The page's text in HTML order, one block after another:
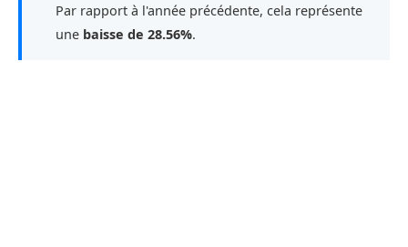
Par rapport à l'année précédente, cela représente
une baisse de 28.56%.